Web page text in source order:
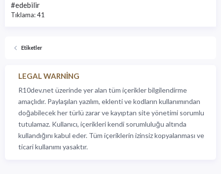
#edebilir
Tıklama: 41
Etiketler
LEGAL WARNING
R10dev.net üzerinde yer alan tüm içerikler bilgilendirme
amaçlıdır. Paylaşılan yazılım, eklenti ve kodların kullanımından
doğabilecek her türlü zarar ve kayıptan site yönetimi sorumlu
tutulamaz. Kullanıcı, içerikleri kendi sorumluluğu altında
kullandığını kabul eder. Tüm içeriklerin izinsiz kopyalanması ve
ticari kullanımı yasaktır.